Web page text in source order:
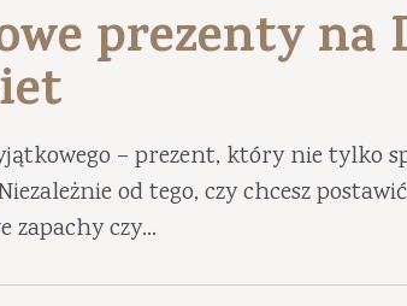
prezenty na
– prezent, który nie tylko
od tego, czy chcesz
zapachy czy...